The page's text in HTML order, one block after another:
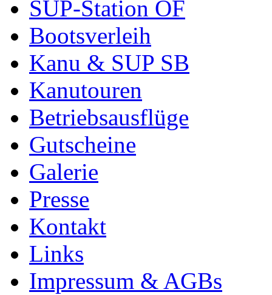
SUP-Station OF
Bootsverleih
Kanu & SUP SB
Kanutouren
Betriebsausflüge
Gutscheine
Galerie
Presse
Kontakt
Links
Impressum & AGBs